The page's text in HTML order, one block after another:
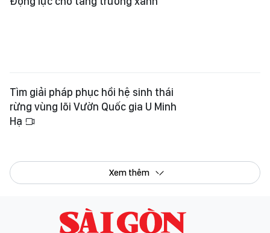
Tìm giải pháp phục hồi hệ sinh thái
rừng vùng lõi Vườn Quốc gia U Minh
Hạ
Xem thêm